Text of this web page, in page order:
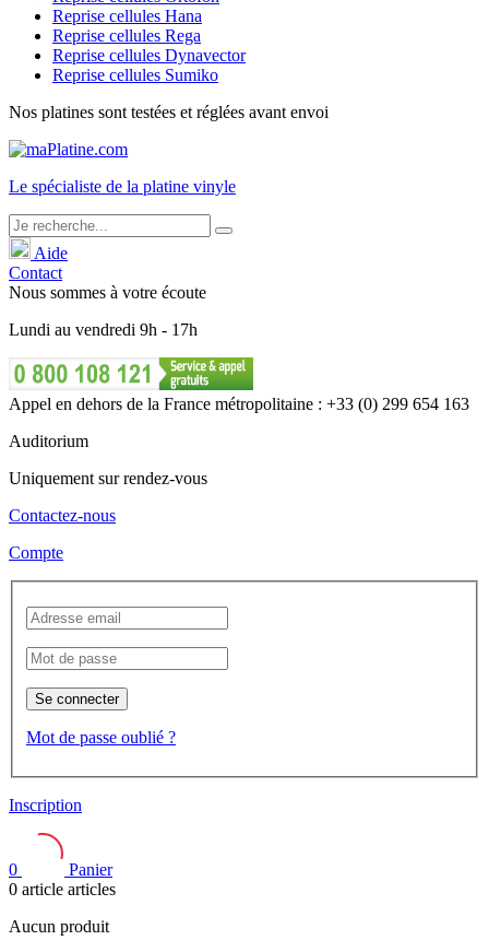
Reprise cellules Hana
Reprise cellules Rega
Reprise cellules Dynavector
Reprise cellules Sumiko
Nos platines sont testées et réglées avant envoi
Le spécialiste de la platine vinyle
Aide
Contact
Nous sommes à votre écoute
Lundi au vendredi 9h - 17h
Appel en dehors de la France métropolitaine : +33 (0) 299 654 163
Auditorium
Uniquement sur rendez-vous
Contactez-nous
Compte
Se connecter
Mot de passe oublié ?
Inscription
0
Panier
0 article articles
Aucun produit